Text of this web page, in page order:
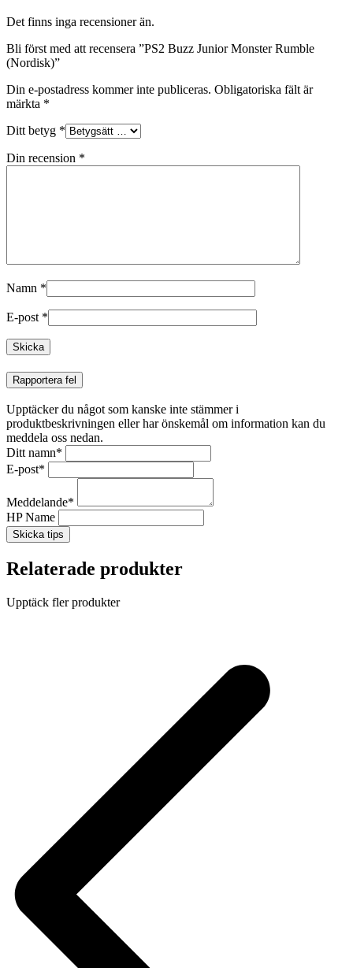
Det finns inga recensioner än.
Bli först med att recensera ”PS2 Buzz Junior Monster Rumble
(Nordisk)”
Din e-postadress kommer inte publiceras. Obligatoriska fält är
märkta *
Ditt betyg *
Din recension *
Namn *
E-post *
Rapportera fel
Upptäcker du något som kanske inte stämmer i
produktbeskrivningen eller har önskemål om information kan du
meddela oss nedan.
Ditt namn*
E-post*
Meddelande*
HP Name
Skicka tips
Relaterade produkter
Upptäck fler produkter